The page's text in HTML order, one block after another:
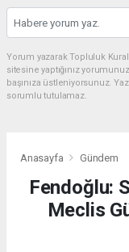
Yorum yazarak Topluluk
sitesine yaptığınız
başınıza üstleniyorsunuz.
sorumlu tutulamaz.
Anasayfa Gündem
Fendoğlu:
Meclis